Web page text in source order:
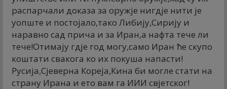
распарчали доказа за оружје нигдје нити је
уопште и постојало,тако Либију,Сирију и
наравно сад прича и за Иран,а нафта тече ли
тече!Отимају гдје год могу,само Иран ће скупо
коштати свакога ко их покуша напасти!
Русија,Сјеверна Кореја,Кина би могле стати на
страну Ирана и ето вам га ИИИ свјетског!